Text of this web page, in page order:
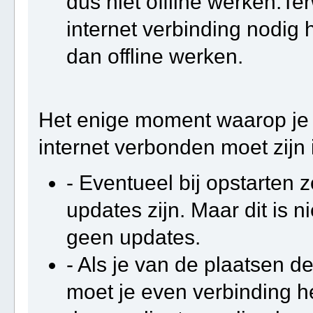
internet verbinding nodig
dan offline werken.
Het enige moment waarop
internet verbonden moet zijn
- Eventueel bij opstarten
updates zijn. Maar dit is
geen updates.
- Als je van de plaatsen
moet je even verbinding